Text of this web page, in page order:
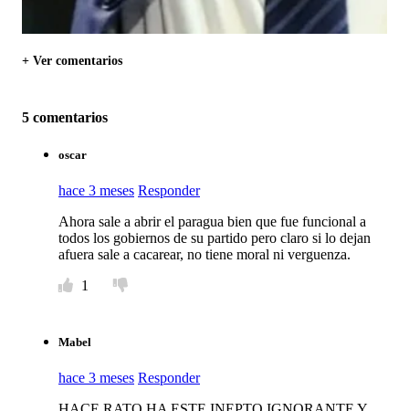
+ Ver comentarios
5 comentarios
oscar
hace 3 meses Responder
Ahora sale a abrir el paragua bien que fue funcional a
todos los gobiernos de su partido pero claro si lo dejan
afuera sale a cacarear, no tiene moral ni verguenza.
1
Mabel
hace 3 meses Responder